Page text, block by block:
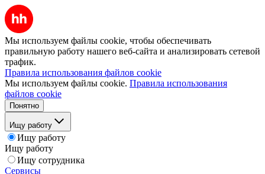
Мы используем файлы cookie, чтобы обеспечивать
правильную работу нашего веб-сайта и анализировать сетевой
трафик.
Правила использования файлов cookie
Мы используем файлы cookie. Правила использования
файлов cookie
Понятно
Ищу работу
Ищу работу
Ищу работу
Ищу сотрудника
Сервисы